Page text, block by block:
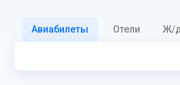
Авиабилеты Отели Ж/д